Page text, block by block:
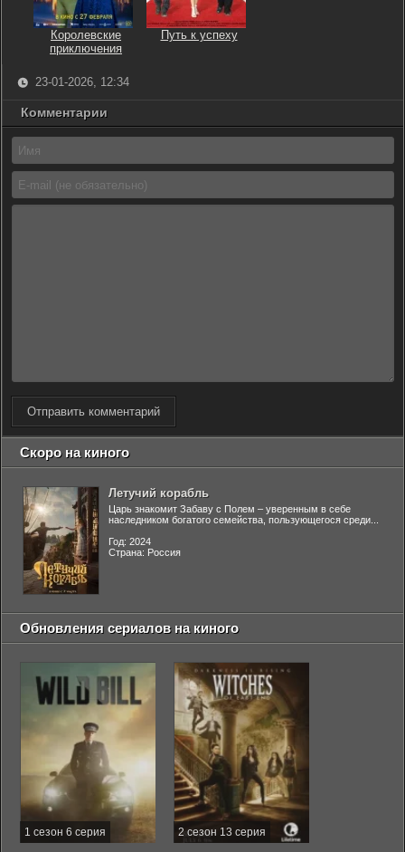
Королевские
приключения
Путь к успеху
23-01-2026, 12:34
Комментарии
Отправить комментарий
Скоро на киного
Летучий корабль
Царь знакомит Забаву с Полем – уверенным в себе
наследником богатого семейства, пользующегося среди...
Год: 2024
Страна: Россия
Обновления сериалов на киного
1 сезон 6 серия 2 сезон 13 серия